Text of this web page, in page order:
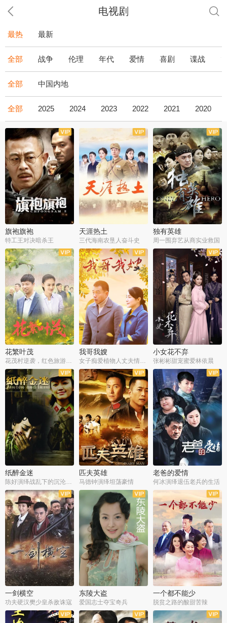
电视剧
最热 最新
全部 战争 伦理 年代 爱情 喜剧 谍战
全部 中国内地
全部 2025 2024 2023 2022 2021 2020
全43集
旗袍旗袍
特工王对决暗杀王
全36集
天涯热土
三代海南农垦人奋斗史
全34集
独有英雄
周一围弃艺从商实业救国
全34集
花繁叶茂
花茂村逆袭，红色旅游出圈
全50集
我哥我嫂
女子痴爱植物人丈夫情定一生
全51集
小女花不弃
张彬彬甜宠蜜爱林依晨
全42集
纸醉金迷
全35集
匹夫英雄
马德钟演绎坦荡豪情
全32集
老爸的爱情
何冰演绎退伍老兵的生活
全40集
一剑横空
功夫硬汉樊少皇杀敌诛寇
全33集
东陵大盗
爱国志士夺宝奇兵
全36集
一个都不能少
脱贫之路的酸甜苦辣
全25集
全50集 全23集